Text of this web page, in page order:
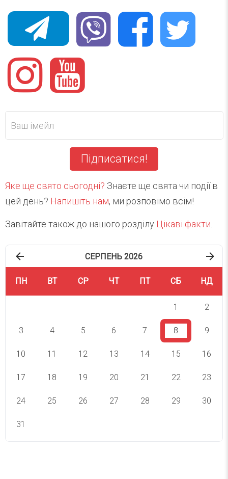
Підписатися!
Яке ще свято сьогодні? Знаєте ще свята чи події в
цей день? Напишіть нам, ми розповімо всім!
Завітайте також до нашого розділу Цікаві факти
СЕРПЕНЬ 2026
ПН ВТ СР ЧТ ПТ СБ НД
1 2
3 4 5 6 7 8 9
10 11 12 13 14 15 16
17 18 19 20 21 22 23
24 25 26 27 28 29 30
31